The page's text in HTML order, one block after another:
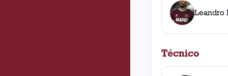
Leandro
Técnico